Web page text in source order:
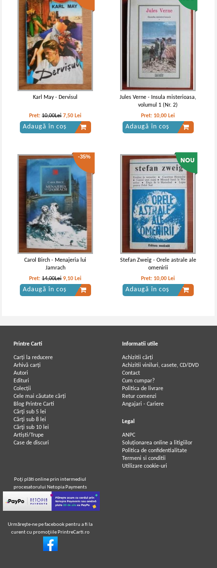
Karl May - Dervisul
Pret:10,00Lei 7,50 Lei
Adaugă în coș
Jules Verne - Insula misterioasa,
volumul 1 (Nr. 2)
Pret: 10,00 Lei
Adaugă în coș
-35%
Carol Birch - Menajeria lui
Jamrach
Pret:14,00Lei 9,10 Lei
Adaugă în coș
Stefan Zweig - Orele astrale ale
omenirii
Pret: 10,00 Lei
Adaugă în coș
Printre Carti
Carți la reducere
Arhivă carți
Autori
Edituri
Colecții
Cele mai căutate cărți
Blog Printre Carti
Cărţi sub 5 lei
Cărţi sub 8 lei
Cărţi sub 10 lei
Artiști/Trupe
Case de discuri
Informatii utile
Achizitii cărți
Achizitii viniluri, casete, CD/DVD
Contact
Cum cumpar?
Politica de livrare
Retur comenzi
Angajari - Cariere
Legal
ANPC
Soluționarea online a litigiilor
Politica de confidentialitate
Termeni si conditii
Utilizare cookie-uri
Poţi plăti online prin intermediul
procesatorului Netopia Payments
Urmăreşte-ne pe facebook pentru a fi la
curent cu promoţiile PrintreCarti.ro